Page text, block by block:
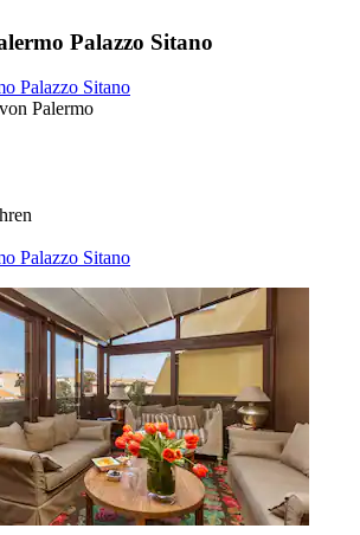
Palazzo Sitano
Palazzo Sitano
Palermo
Palazzo Sitano